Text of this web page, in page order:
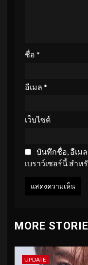
ชื่อ *
อีเมล *
เว็บไซต์
บันทึกชื่อ, อีเม
เบราว์เซอร์นี้ สำ
MORE
UPDATE